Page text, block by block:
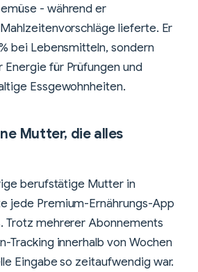
- während er
lieferte. Er
bei Lebensmitteln, sondern
Energie für Prüfungen und
Essgewohnheiten.
Mutter, die alles
berufstätige Mutter in
jede Premium-Ernährungs-App
Trotz mehrerer Abonnements
Tracking innerhalb von Wochen
Eingabe so zeitaufwendig war.